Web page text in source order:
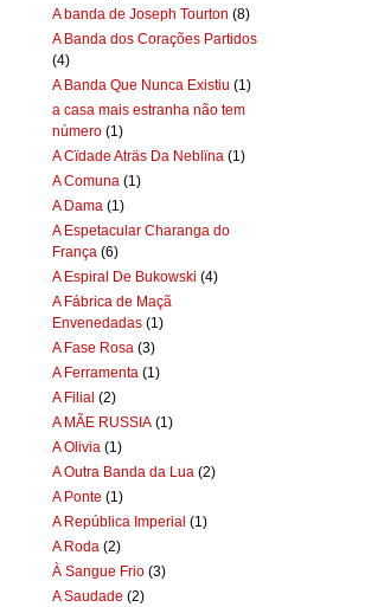
A banda de Joseph Tourton (8)
A Banda dos Corações Partidos
(4)
A Banda Que Nunca Existiu (1)
a casa mais estranha não tem
número (1)
A Cïdade Aträs Da Neblïna (1)
A Comuna (1)
A Dama (1)
A Espetacular Charanga do
França (6)
A Espiral De Bukowski (4)
A Fábrica de Maçã
Envenedadas (1)
A Fase Rosa (3)
A Ferramenta (1)
A Filial (2)
A MÃE RUSSIA (1)
A Olivia (1)
A Outra Banda da Lua (2)
A Ponte (1)
A República Imperial (1)
A Roda (2)
À Sangue Frio (3)
A Saudade (2)